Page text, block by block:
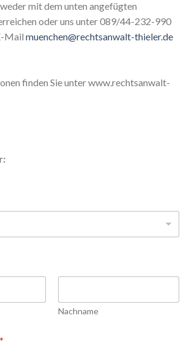
mit dem unten angefügten
oder uns unter 089/44-232-990
Mail muenchen@rechtsanwalt-thieler.de
finden Sie unter www.rechtsanwalt-
Nachname
*